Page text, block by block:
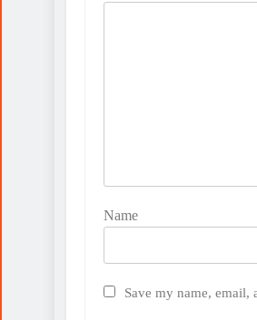
Name
Save my name,